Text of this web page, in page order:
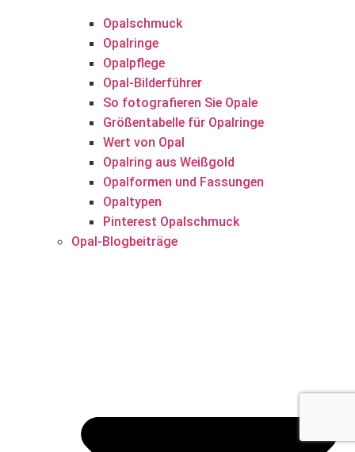
Opalschmuck
Opalringe
Opalpflege
Opal-Bilderführer
So fotografieren Sie Opale
Größentabelle für Opalringe
Wert von Opal
Opalring aus Weißgold
Opalformen und Fassungen
Opaltypen
Pinterest Opalschmuck
Opal-Blogbeiträge